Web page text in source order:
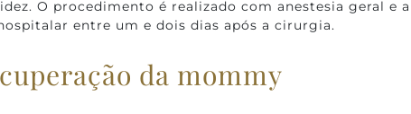
O procedimento é realizado com anestesia geral e a
entre um e dois dias após a cirurgia.
da mommy